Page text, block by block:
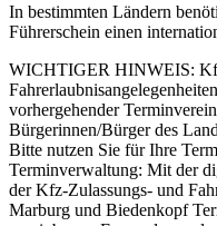
In bestimmten Ländern
Führerschein einen
WICHTIGER HINWEIS:
vorhergehender
Bürgerinnen/Bürger des
Bitte nutzen Sie für Ihre
Terminverwaltung: Mit der
der Kfz-Zulassungs- und
Marburg und Biedenkopf